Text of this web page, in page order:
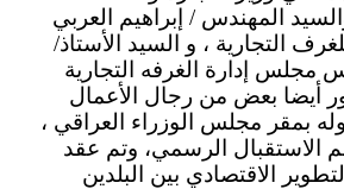
المهندس / إبراهيم العربي
التجارية ، و السيد الأستاذ/
مجلس إدارة الغرفه التجارية
أيضا بعض من رجال الأعمال
بمقر مجلس الوزراء العراقي ،
الاستقبال الرسمي، وتم عقد
الاقتصادي بين البلدين